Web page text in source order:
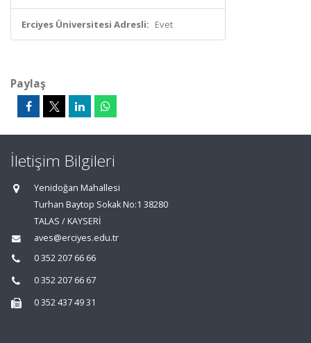
Erciyes Üniversitesi Adresli: Evet
Paylaş
İletişim Bilgileri
Yenidoğan Mahallesi
Turhan Baytop Sokak No:1 38280
TALAS / KAYSERİ
aves@erciyes.edu.tr
0 352 207 66 66
0 352 207 66 67
0 352 437 49 31